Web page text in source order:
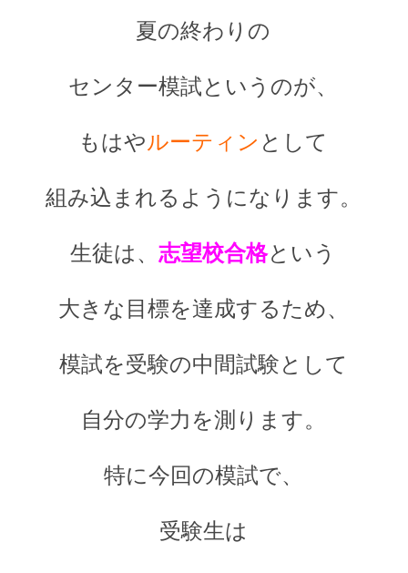
夏の終わりの
センター模試というのが、
もはやルーティン として
組み込まれるようになります。
生徒は、志望校合格という
大きな目標を達成するため、
模試を受験の中間試験として
自分の学力を測ります。
特に今回の模試で、
受験生は